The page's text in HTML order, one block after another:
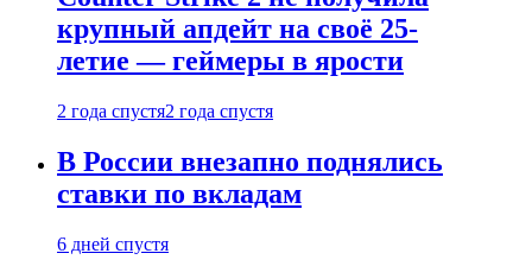
крупный апдейт на своё 25-
летие — геймеры в ярости
2 года спустя2 года спустя
В России внезапно поднялись
ставки по вкладам
6 дней спустя